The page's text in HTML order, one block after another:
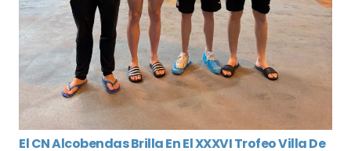
El CN Alcobendas Brilla En El XXXVI Trofeo Villa De